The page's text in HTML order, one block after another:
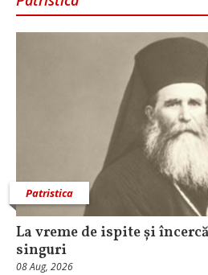
Patristica
La vreme de ispite și
singuri
08 Aug, 2026